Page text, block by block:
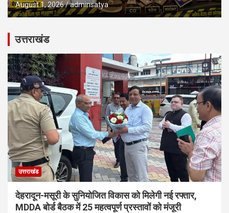
August 1, 2026 adminsatya
उत्तराखंड
उत्तराखंड
देहरादून-मसूरी के सुनियोजित विकास को मिलेगी नई रफ्तार,
MDDA बोर्ड बैठक में 25 महत्वपूर्ण प्रस्तावों को मंजूरी